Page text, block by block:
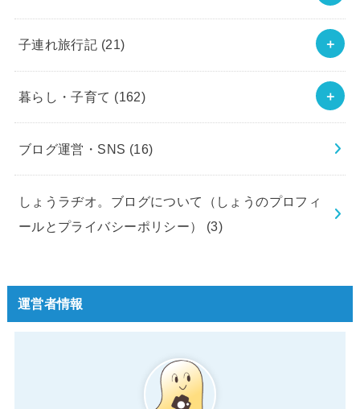
子連れ旅行記 (21)
暮らし・子育て (162)
ブログ運営・SNS (16)
しょうラヂオ。ブログについて（しょうのプロフィ
ールとプライバシーポリシー） (3)
運営者情報